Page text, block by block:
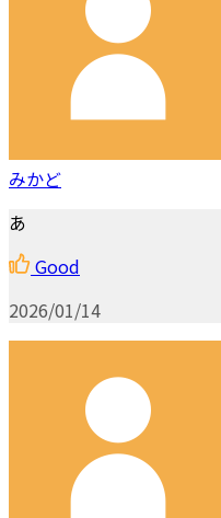
みかど
あ
Good
2026/01/14